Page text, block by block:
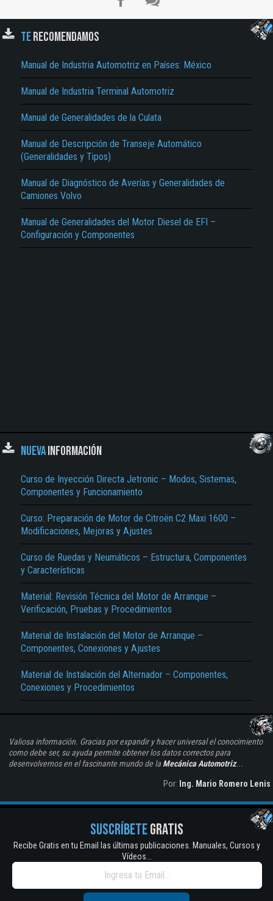
TERECOMENDAMOS
Manual de Industria Automotriz en Países: México
Manual de Industria Terminal Automotriz
Manual de Generalidades de la Culata
Manual de Descripción de Transeje Automático
(Generalidades y Tipos)
Manual de Diagnóstico de Averías y Generalidades de
Camiones Volvo
Manual de Generalidades del Motor Diesel de EFI –
Configuración y Componentes
NUEVAINFORMACIÓN
Curso de Inyección Directa Jetronic – Modos, Sistemas,
Componentes y Funcionamiento
Curso: Preparación de Motor de Citroën C2 Maxi 1600 –
Modificaciones, Mejoras y Ajustes
Curso de Ruedas y Neumáticos – Estructura, Componentes
y Características
Material: Revisión Técnica del Motor de Arranque –
Verificación, Pruebas y Procedimientos
Material de Instalación del Motor de Arranque –
Componentes, Conexiones y Ajustes
Material de Instalación del Alternador – Componentes,
Conexiones y Procedimientos
Valiosa información. Gracias por expandir y hacer universal el conocimiento
como debe ser, su ayuda permite obtener los datos correctos para
desenvolvernos en el fascinante mundo de la Mecánica Automotriz...
Por: Ing. Mario Romero Lenis
SUSCRÍBETEGRATIS
Recibe Gratis en tu Email las últimas publicaciones. Manuales, Cursos y
Vídeos...
El Título es incorrecto según el contenido.
Texto o Imagen de portada son erróneos.
No carga o no se visualiza el contenido.
Reportar otro tipo de error...